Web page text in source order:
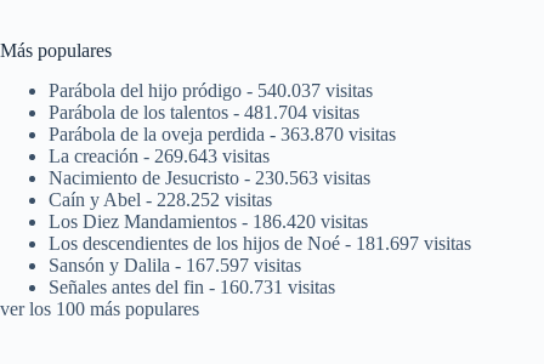
Más populares
Parábola del hijo pródigo - 540.037 visitas
Parábola de los talentos - 481.704 visitas
Parábola de la oveja perdida - 363.870 visitas
La creación - 269.643 visitas
Nacimiento de Jesucristo - 230.563 visitas
Caín y Abel - 228.252 visitas
Los Diez Mandamientos - 186.420 visitas
Los descendientes de los hijos de Noé - 181.697 visitas
Sansón y Dalila - 167.597 visitas
Señales antes del fin - 160.731 visitas
ver los 100 más populares